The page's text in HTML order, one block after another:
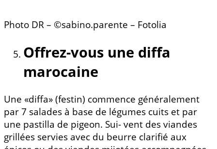
Photo DR – ©sabino.parente – Fotolia
Offrez-vous une diffa
marocaine
Une «diffa» (festin) commence généralement
par 7 salades à base de légumes cuits et par
une pastilla de pigeon. Sui- vent des viandes
grillées servies avec du beurre clarifié aux